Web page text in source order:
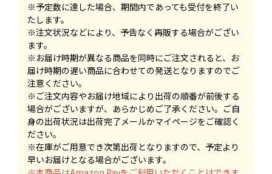
※予定数に達した場合、期間内であっても受付を終了い
たします。
※注文状況などにより、予告なく再販する場合がござい
ます。
※お届け時期が異なる商品を同時にご注文されると、お
届け時期の遅い商品に合わせての発送となりますのでご
注意ください。
※ご注文内容やお届け地域により出荷の順番が前後する
場合がございますが、あらかじめご了承ください。ご自
身の出荷状況は出荷完了メールかマイページをご確認く
ださい。
※在庫がご用意でき次第出荷となりますので、予定より
早いお届けとなる場合がございます。